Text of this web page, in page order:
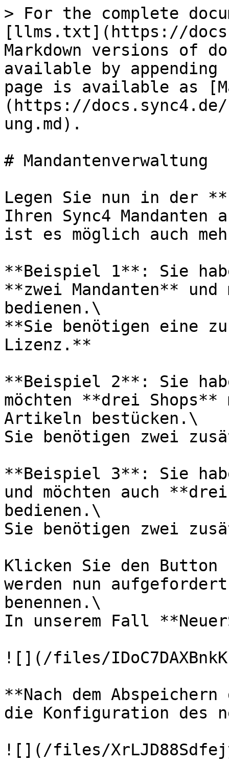
> For the complete
[llms.txt](https://
Markdown versions of
available by
page is available as
(https://docs.sync4.de/
ung.md).
# Mandantenverwaltung
Legen Sie nun in der
Ihren Sync4
ist es möglich auch
**Beispiel 1**: Sie
**zwei Mandanten**
bedienen.\
**Sie benötigen eine
Lizenz.**
**Beispiel 2**: Sie
möchten **drei
Artikeln bestücken.\
Sie benötigen zwei
**Beispiel 3**: Sie
und möchten auch
bedienen.\
Sie benötigen zwei
Klicken Sie den Button
werden nun
benennen.\
In unserem Fall
![](/files/
**Nach dem
die Konfiguration des
![](/files/